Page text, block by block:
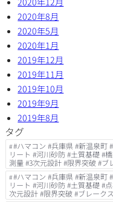
2020年8月
2020年5月
2020年1月
2019年12月
2019年11月
2019年10月
2019年9月
2019年8月
タグ
#ハマコン #兵庫県 #新温泉町
リート #河川砂防 #土質基礎 #
測量 #3次元設計 #限界突破 #ブ
#ハマコン #兵庫県 #新温泉町
リート #河川砂防 #土質基礎 #
次元設計 #限界突破 #ブレーク